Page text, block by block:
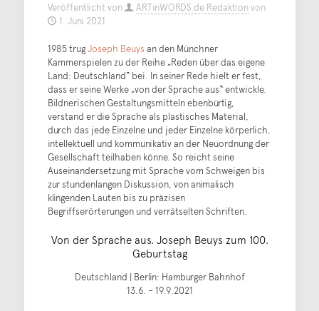
Veröffentlicht von ARTinWORDS.de Redaktionvon
1. Juni 2021
1985 trugJoseph Beuys an den Münchner
Kammerspielen zu der Reihe „Reden über das eigene
Land: Deutschland“ bei. In seiner Rede hielt er fest,
dass er seine Werke „von der Sprache aus“ entwickle.
Bildnerischen Gestaltungsmitteln ebenbürtig,
verstand er die Sprache als plastisches Material,
durch das jede Einzelne und jeder Einzelne körperlich,
intellektuell und kommunikativ an der Neuordnung der
Gesellschaft teilhaben könne. So reicht seine
Auseinandersetzung mit Sprache vom Schweigen bis
zur stundenlangen Diskussion, von animalisch
klingenden Lauten bis zu präzisen
Begriffserörterungen und verrätselten Schriften.
Von der Sprache aus. Joseph Beuys zum 100.
Geburtstag
Deutschland | Berlin: Hamburger Bahnhof
13.6. – 19.9.2021